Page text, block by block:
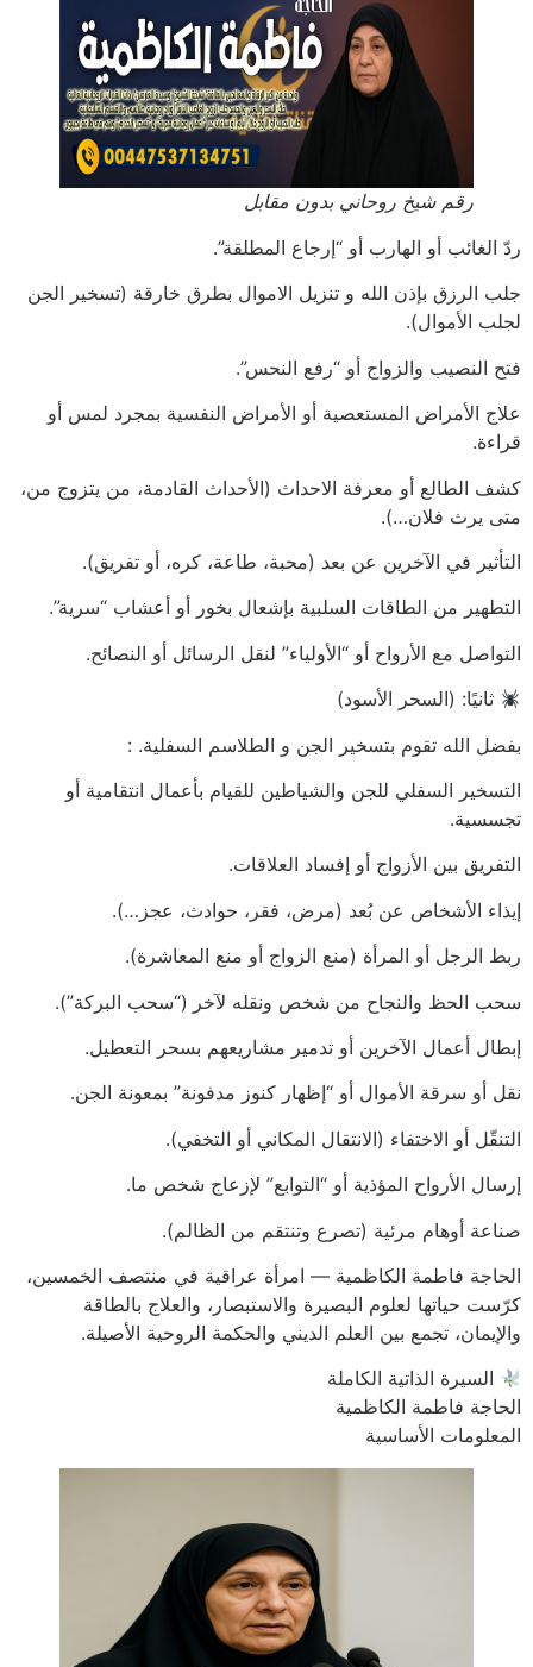
رقم شيخ روحاني بدون مقابل
ردّ الغائب أو الهارب أو “إرجاع المطلقة”.
جلب الرزق بإذن الله و تنزيل الاموال بطرق خارقة (تسخير الجن
لجلب الأموال).
فتح النصيب والزواج أو “رفع النحس”.
علاج الأمراض المستعصية أو الأمراض النفسية بمجرد لمس أو
قراءة.
كشف الطالع أو معرفة الاحداث (الأحداث القادمة، من يتزوج من،
متى يرث فلان…).
التأثير في الآخرين عن بعد (محبة، طاعة، كره، أو تفريق).
التطهير من الطاقات السلبية بإشعال بخور أو أعشاب “سرية”.
التواصل مع الأرواح أو “الأولياء” لنقل الرسائل أو النصائح.
ثانيًا: (السحر الأسود)
بفضل الله تقوم بتسخير الجن و الطلاسم السفلية. :
التسخير السفلي للجن والشياطين للقيام بأعمال انتقامية أو
تجسسية.
التفريق بين الأزواج أو إفساد العلاقات.
إيذاء الأشخاص عن بُعد (مرض، فقر، حوادث، عجز…).
ربط الرجل أو المرأة (منع الزواج أو منع المعاشرة).
سحب الحظ والنجاح من شخص ونقله لآخر (“سحب البركة”).
إبطال أعمال الآخرين أو تدمير مشاريعهم بسحر التعطيل.
نقل أو سرقة الأموال أو “إظهار كنوز مدفونة” بمعونة الجن.
التنقّل أو الاختفاء (الانتقال المكاني أو التخفي).
إرسال الأرواح المؤذية أو “التوابع” لإزعاج شخص ما.
صناعة أوهام مرئية (تصرع وتنتقم من الظالم).
الحاجة فاطمة الكاظمية — امرأة عراقية في منتصف الخمسين،
كرّست حياتها لعلوم البصيرة والاستبصار، والعلاج بالطاقة
والإيمان، تجمع بين العلم الديني والحكمة الروحية الأصيلة.
السيرة الذاتية الكاملة
الحاجة فاطمة الكاظمية
المعلومات الأساسية